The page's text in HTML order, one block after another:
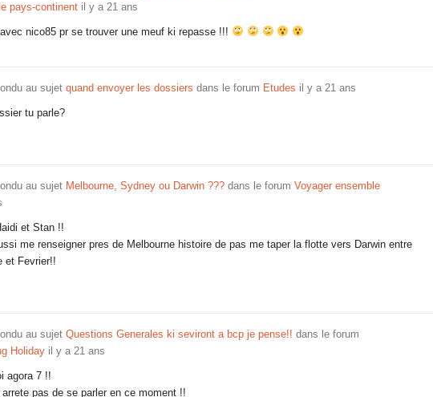
pays-continent il y a 21 ans
nico85 pr se trouver une meuf ki repasse !!!
au sujet quand envoyer les dossiers dans le forum Etudes il y a 21 ans
tu parle?
au sujet Melbourne, Sydney ou Darwin ??? dans le forum Voyager ensemble
et Stan !!
me renseigner pres de Melbourne histoire de pas me taper la flotte vers Darwin entre
et Fevrier!!
au sujet Questions Generales ki seviront a bcp je pense!! dans le forum
Holiday il y a 21 ans
agora 7 !!
pas de se parler en ce moment !!